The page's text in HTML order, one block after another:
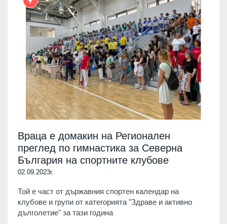
Враца е домакин на Регионален
преглед по гимнастика за Северна
България на спортните клубове
02.09.2023г.
Той е част от държавния спортен календар на
клубове и групи от категорията "Здраве и активно
дълголетие" за тази година